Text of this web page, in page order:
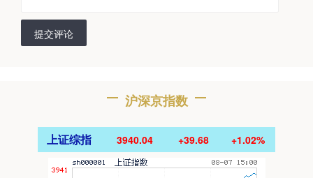
提交评论
沪深京指数
上证综指 3940.04 +39.68 +1.02%